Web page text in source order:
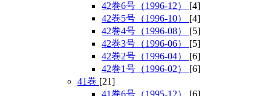
42巻6号（1996-12） [4]
42巻5号（1996-10） [4]
42巻4号（1996-08） [5]
42巻3号（1996-06） [5]
42巻2号（1996-04） [6]
42巻1号（1996-02） [6]
41巻 [21]